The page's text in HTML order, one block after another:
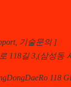
기술문의 ]
118길 3,(삼성동
118